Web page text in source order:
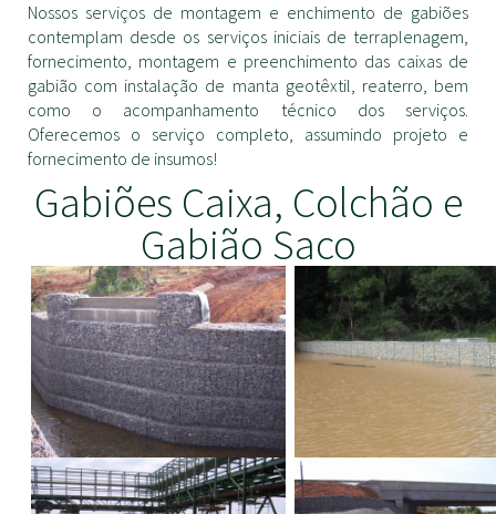
Nossos serviços de montagem e enchimento de gabiões
contemplam desde os serviços iniciais de terraplenagem,
fornecimento, montagem e preenchimento das caixas de
gabião com instalação de manta geotêxtil, reaterro, bem
como o acompanhamento técnico dos serviços.
Oferecemos o serviço completo, assumindo projeto e
fornecimento de insumos!
Gabiões Caixa, Colchão e
Gabião Saco